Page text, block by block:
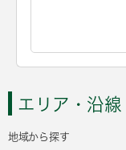
エリア・沿
地域から探す